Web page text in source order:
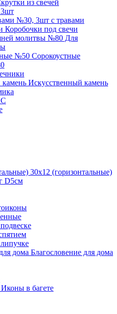
из свечей
№30, 3шт с травами
Коробочки под свечи
№80 Для
№50 Сорокоустные
Искусственный камень
30x12 (горизонтальные)
D5см
Благословение для дома
Иконы в багете